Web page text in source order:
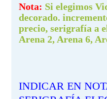
Nota: Si elegimos
decorado.
precio, serigrafía a
Arena 2, Arena 6,
INDICAR EN